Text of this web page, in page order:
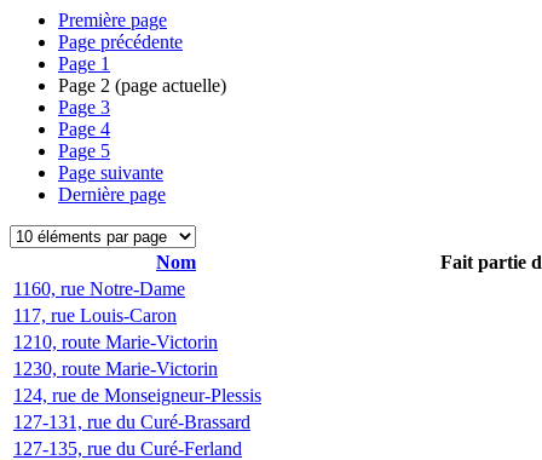
Première page
Page précédente
Page 1
Page 2 (page actuelle)
Page 3
Page 4
Page 5
Page suivante
Dernière page
Nom
Fait partie
1160, rue Notre-Dame
117, rue Louis-Caron
1210, route Marie-Victorin
1230, route Marie-Victorin
124, rue de Monseigneur-Plessis
127-131, rue du Curé-Brassard
127-135, rue du Curé-Ferland